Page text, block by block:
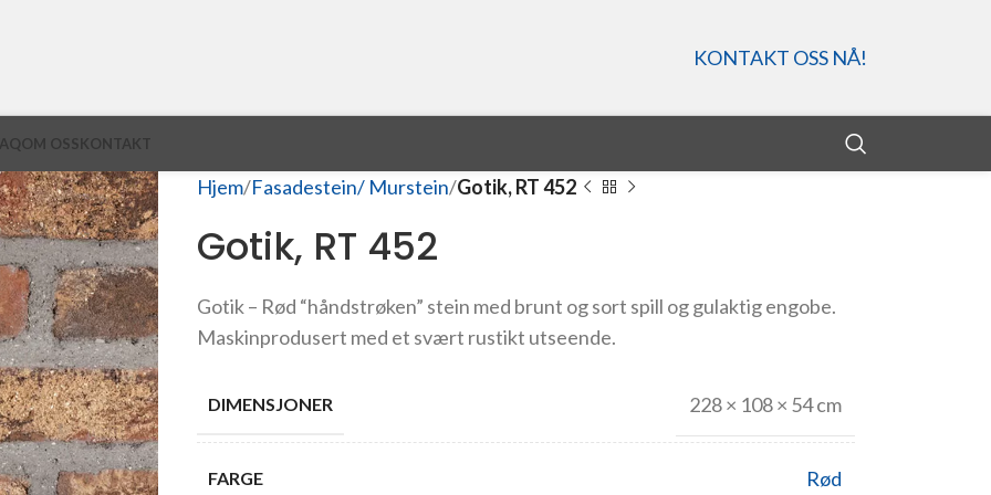
KONTAKT OSS NÅ!
OM OSSKONTAKT
Hjem Fasadestein/ Murstein Gotik, RT 452
Gotik, RT 452
Gotik – Rød “håndstrøken” stein med brunt og sort spill og gulaktig engobe.
Maskinprodusert med et svært rustikt utseende.
DIMENSJONER 228 × 108 × 54 cm
FARGE Rød